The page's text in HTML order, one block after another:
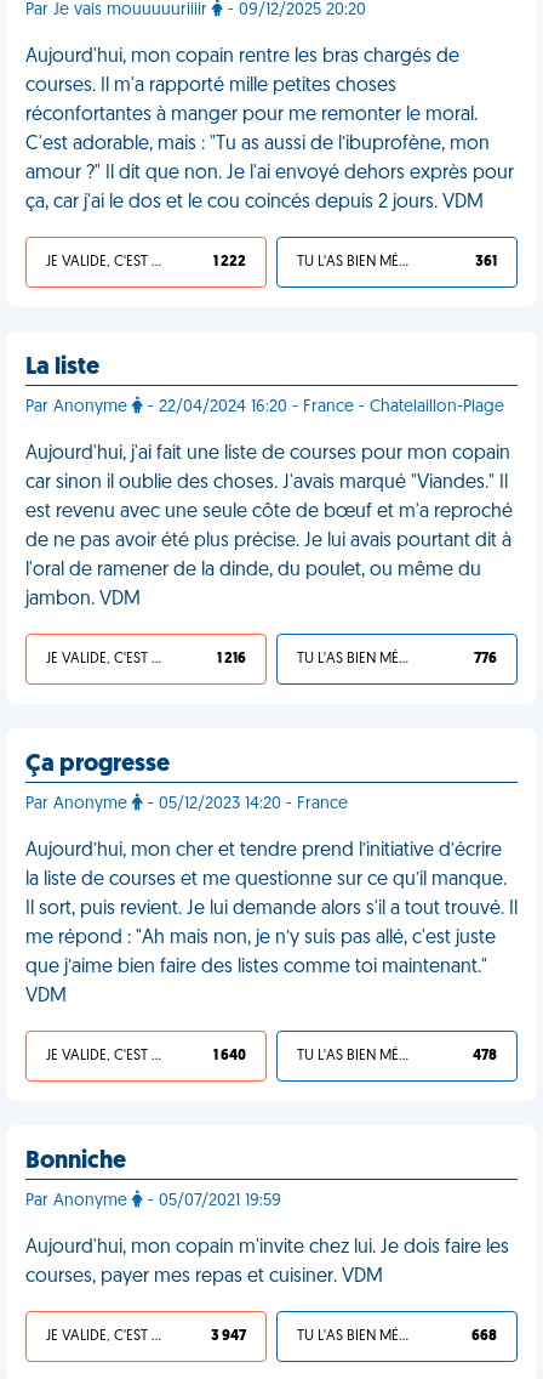
Par Je vais mouuuuuriiiir - 09/12/2025 20:20
Aujourd'hui, mon copain rentre les bras chargés de
courses. Il m'a rapporté mille petites choses
réconfortantes à manger pour me remonter le moral.
C'est adorable, mais : "Tu as aussi de l’ibuprofène, mon
amour ?" Il dit que non. Je l'ai envoyé dehors exprès pour
ça, car j'ai le dos et le cou coincés depuis 2 jours. VDM
JE VALIDE, C'EST UNE VDM 1 222 TU L'AS BIEN MÉRITÉ 361
La liste
Par Anonyme - 22/04/2024 16:20 - France - Chatelaillon-Plage
Aujourd'hui, j'ai fait une liste de courses pour mon copain
car sinon il oublie des choses. J'avais marqué "Viandes." Il
est revenu avec une seule côte de bœuf et m'a reproché
de ne pas avoir été plus précise. Je lui avais pourtant dit à
l'oral de ramener de la dinde, du poulet, ou même du
jambon. VDM
JE VALIDE, C'EST UNE VDM 1 216 TU L'AS BIEN MÉRITÉ 776
Ça progresse
Par Anonyme - 05/12/2023 14:20 - France
Aujourd’hui, mon cher et tendre prend l’initiative d’écrire
la liste de courses et me questionne sur ce qu’il manque.
Il sort, puis revient. Je lui demande alors s'il a tout trouvé. Il
me répond : "Ah mais non, je n’y suis pas allé, c'est juste
que j’aime bien faire des listes comme toi maintenant."
VDM
JE VALIDE, C'EST UNE VDM 1 640 TU L'AS BIEN MÉRITÉ 478
Bonniche
Par Anonyme - 05/07/2021 19:59
Aujourd'hui, mon copain m'invite chez lui. Je dois faire les
courses, payer mes repas et cuisiner. VDM
JE VALIDE, C'EST UNE VDM 3 947 TU L'AS BIEN MÉRITÉ 668